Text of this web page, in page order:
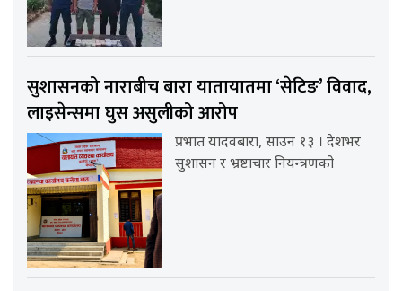
सुशासनको नाराबीच बारा यातायातमा ‘सेटिङ’ विवाद,
लाइसेन्समा घुस असुलीको आरोप
प्रभात यादवबारा, साउन १३ । देशभर
सुशासन र भ्रष्टाचार नियन्त्रणको